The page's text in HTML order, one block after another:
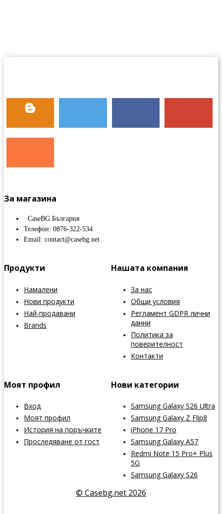
За магазина
CaseBG България
Телефон: 0876-322-534
Email: contact@casebg.net
Продукти
Намалени
Нови продукти
Най-продавани
Brands
Нашата компания
За нас
Общи условия
Регламент GDPR лични
данни
Политика за
поверителност
Контакти
Моят профил
Вход
Моят профил
История на поръчките
Проследяване от гост
Нови категории
Samsung Galaxy S26 Ultra
Samsung Galaxy Z Flip8
iPhone 17 Pro
Samsung Galaxy A57
Redmi Note 15 Pro+ Plus
5G
Samsung Galaxy S26
© Casebg.net 2026